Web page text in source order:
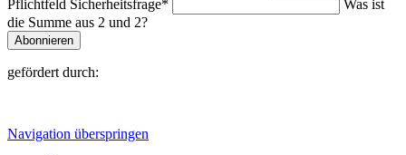
Pflichtfeld Sicherheitsfrage*
Was ist
die Summe aus 2 und 2?
Abonnieren
gefördert durch:
Navigation überspringen